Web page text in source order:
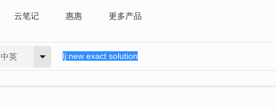
云笔记 惠惠 更多产品
中英